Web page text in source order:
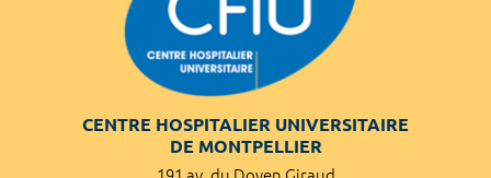
CENTRE HOSPITALIER UNIVERSITAIRE
DE MONTPELLIER